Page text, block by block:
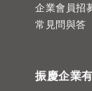
企業會員招
常見問與答
振慶企業